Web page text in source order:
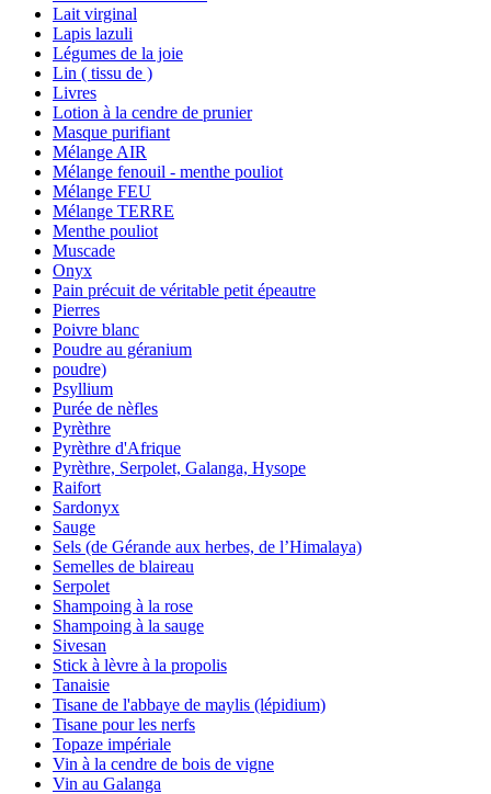
Lait virginal
Lapis lazuli
Légumes de la joie
Lin ( tissu de )
Livres
Lotion à la cendre de prunier
Masque purifiant
Mélange AIR
Mélange fenouil - menthe pouliot
Mélange FEU
Mélange TERRE
Menthe pouliot
Muscade
Onyx
Pain précuit de véritable petit épeautre
Pierres
Poivre blanc
Poudre au géranium
poudre)
Psyllium
Purée de nèfles
Pyrèthre
Pyrèthre d'Afrique
Pyrèthre, Serpolet, Galanga, Hysope
Raifort
Sardonyx
Sauge
Sels (de Gérande aux herbes, de l’Himalaya)
Semelles de blaireau
Serpolet
Shampoing à la rose
Shampoing à la sauge
Sivesan
Stick à lèvre à la propolis
Tanaisie
Tisane de l'abbaye de maylis (lépidium)
Tisane pour les nerfs
Topaze impériale
Vin à la cendre de bois de vigne
Vin au Galanga